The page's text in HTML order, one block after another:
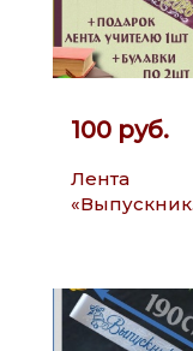
100 руб.
Лента
«Выпускник